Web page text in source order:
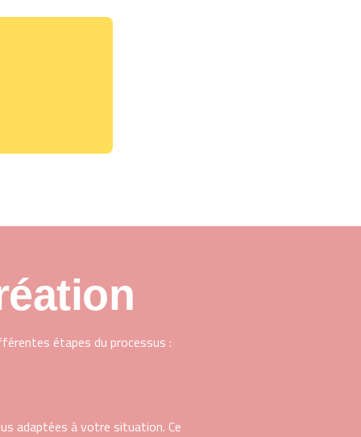
étapes du processus :
adaptées à votre situation. Ce